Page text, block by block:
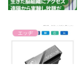
エッヂ